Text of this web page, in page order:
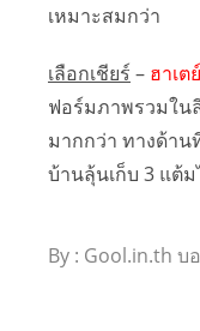
เหมาะสมกว่า
เลือกเชียร์ – ฮาเต
ฟอร์มภาพรวมใน
มากกว่า ทางด้าน
บ้านลุ้นเก็บ 3 แต้ม
By : Gool.in.th